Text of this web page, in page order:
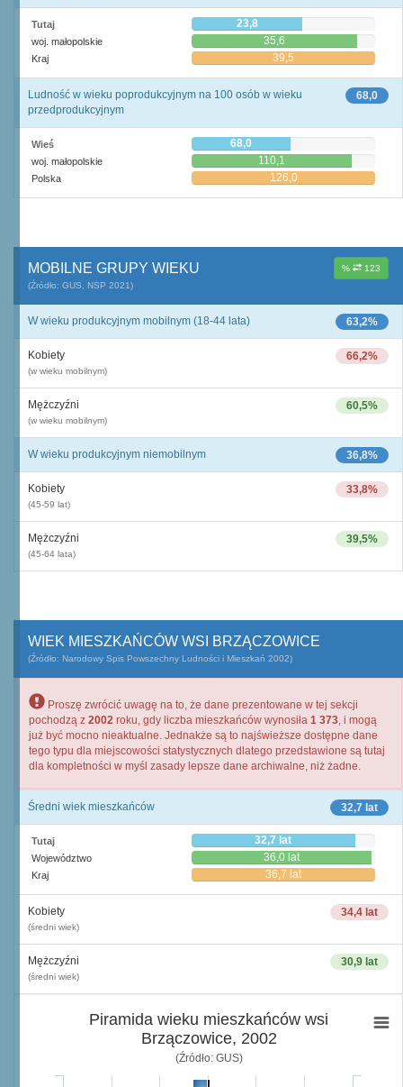
Tutaj 23,8
woj. małopolskie 35,6
Kraj 39,5
68,0
Ludność w wieku poprodukcyjnym na 100 osób w wieku
przedprodukcyjnym
Wieś 68,0
woj. małopolskie 110,1
Polska 126,0
% 123
MOBILNE GRUPY WIEKU
(Źródło: GUS, NSP 2021)
63,2%
W wieku produkcyjnym mobilnym (18-44 lata)
66,2%
Kobiety
(w wieku mobilnym)
60,5%
Mężczyźni
(w wieku mobilnym)
36,8%
W wieku produkcyjnym niemobilnym
33,8%
Kobiety
(45-59 lat)
39,5%
Mężczyźni
(45-64 lata)
WIEK MIESZKAŃCÓW WSI BRZĄCZOWICE
(Źródło: Narodowy Spis Powszechny Ludności i Mieszkań 2002)
Proszę zwrócić uwagę na to, że dane prezentowane w tej sekcji
pochodzą z 2002 roku, gdy liczba mieszkańców wynosiła 1 373, i mogą
już być mocno nieaktualne. Jednakże są to najświeższe dostępne dane
tego typu dla miejscowości statystycznych dlatego przedstawione są tutaj
dla kompletności w myśl zasady lepsze dane archiwalne, niż żadne.
32,7 lat
Średni wiek mieszkańców
Tutaj 32,7 lat
Województwo 36,0 lat
Kraj 36,7 lat
34,4 lat
Kobiety
(średni wiek)
30,9 lat
Mężczyźni
(średni wiek)
Piramida wieku mieszkańców wsi
Brzączowice, 2002
(Źródło: GUS)